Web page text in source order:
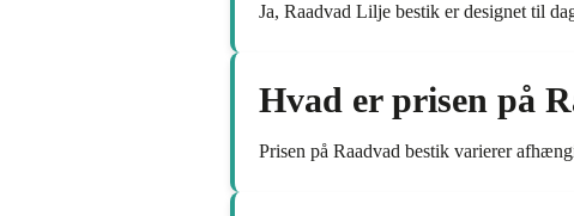
Ja, Raadvad Lilje bestik er designet til
Hvad er prisen på
Prisen på Raadvad bestik varierer